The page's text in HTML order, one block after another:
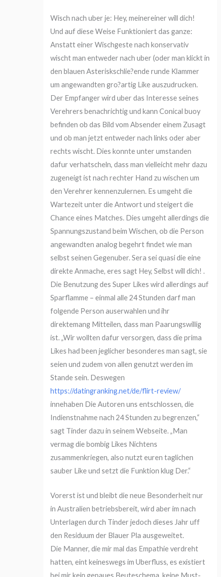
Wisch nach uber je: Hey, meinereiner will dich!
Und auf diese Weise Funktioniert das ganze:
Anstatt einer Wischgeste nach konservativ
wischt man entweder nach uber (oder man klickt in
den blauen Asteriskschlie?ende runde Klammer
um angewandten gro?artig Like auszudrucken.
Der Empfanger wird uber das Interesse seines
Verehrers benachrichtig und kann Conical buoy
befinden ob das Bild vom Absender einem Zusagt
und ob man jetzt entweder nach links oder aber
rechts wischt. Dies konnte unter umstanden
dafur verhatscheln, dass man vielleicht mehr dazu
zugeneigt ist nach rechter Hand zu wischen um
den Verehrer kennenzulernen. Es umgeht die
Wartezeit unter die Antwort und steigert die
Chance eines Matches. Dies umgeht allerdings die
Spannungszustand beim Wischen, ob die Person
angewandten analog begehrt findet wie man
selbst seinen Gegenuber. Sera sei quasi die eine
direkte Anmache, eres sagt Hey, Selbst will dich! .
Die Benutzung des Super Likes wird allerdings auf
Sparflamme – einmal alle 24 Stunden darf man
folgende Person auserwahlen und ihr
direktemang Mitteilen, dass man Paarungswillig
ist. „Wir wollten dafur versorgen, dass die prima
Likes had been jeglicher besonderes man sagt, sie
seien und zudem von allen genutzt werden im
Stande sein. Deswegen
https://datingranking.net/de/flirt-review/
innehaben Die Autoren uns entschlossen, die
Indienstnahme nach 24 Stunden zu begrenzen,“
sagt Tinder dazu in seinem Webseite. „Man
vermag die bombig Likes Nichtens
zusammenkriegen, also nutzt euren taglichen
sauber Like und setzt die Funktion klug Der.“
Vorerst ist und bleibt die neue Besonderheit nur
in Australien betriebsbereit, wird aber im nach
Unterlagen durch Tinder jedoch dieses Jahr uff
den Residuum der Blauer Pla ausgeweitet.
Die Manner, die mir mal das Empathie verdreht
hatten, eint keineswegs im Uberfluss, es existiert